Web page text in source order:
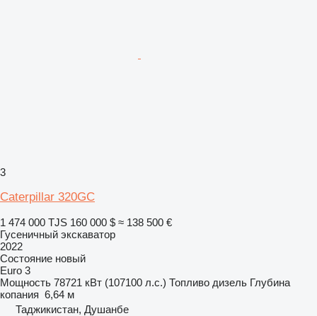
3
Caterpillar 320GC
1 474 000 TJS 160 000 $ ≈ 138 500 €
Гусеничный экскаватор
2022
Состояние новый
Euro 3
Мощность 78721 кВт (107100 л.с.) Топливо дизель Глубина
копания 6,64 м
Таджикистан, Душанбе